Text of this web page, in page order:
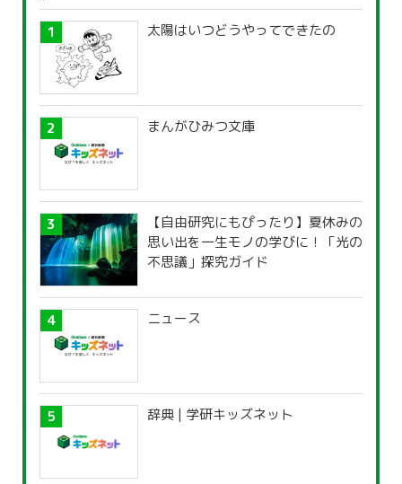
太陽はいつどうやってできたの
まんがひみつ文庫
【自由研究にもぴったり】夏休みの
思い出を一生モノの学びに！「光の
不思議」探究ガイド
ニュース
辞典 | 学研キッズネット